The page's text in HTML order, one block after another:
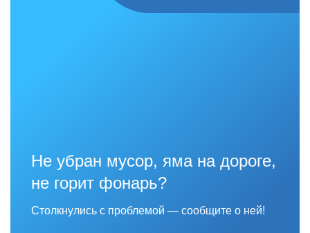
Не убран мусор, яма на дороге,
не горит фонарь?
Столкнулись с проблемой — сообщите о ней!